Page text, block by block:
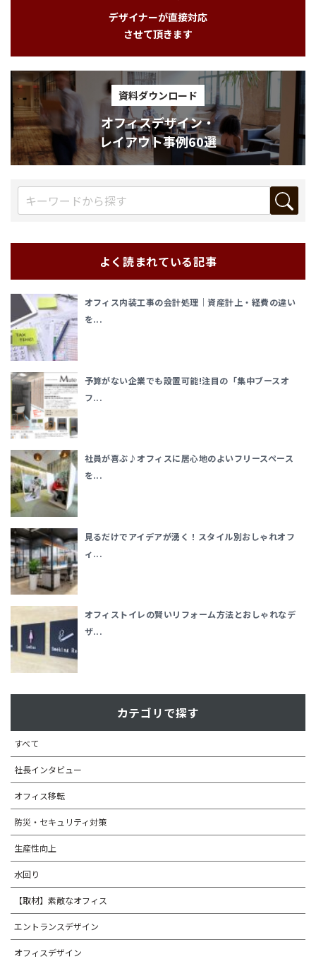
デザイナーが直接対応
させて頂きます
資料ダウンロード
オフィスデザイン・
レイアウト事例60選
よく読まれている記事
オフィス内装工事の会計処理｜資産計上・経費の違い
を...
予算がない企業でも設置可能!注目の「集中ブースオ
フ...
社員が喜ぶ♪オフィスに居心地のよいフリースペース
を...
見るだけでアイデアが湧く！スタイル別おしゃれオフ
ィ...
オフィストイレの賢いリフォーム方法とおしゃれなデ
ザ...
カテゴリで探す
すべて
社長インタビュー
オフィス移転
防災・セキュリティ対策
生産性向上
水回り
【取材】素敵なオフィス
エントランスデザイン
オフィスデザイン